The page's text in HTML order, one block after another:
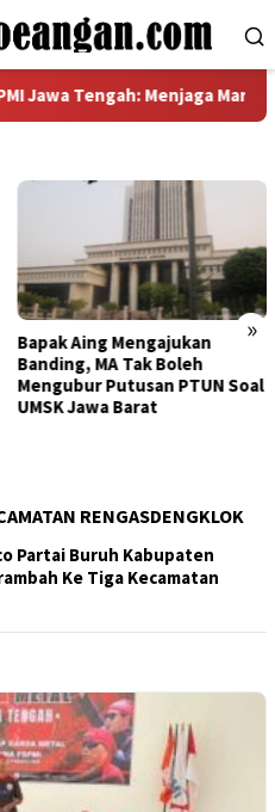
Tengah: Menjaga Marwah 5
»
PTUN Soal
Sengketa UMSK
Tak
Mulyadi
Pemberhentian
RENGASDENGKLOK
Partai Buruh Kabupaten
Ke Tiga Kecamatan